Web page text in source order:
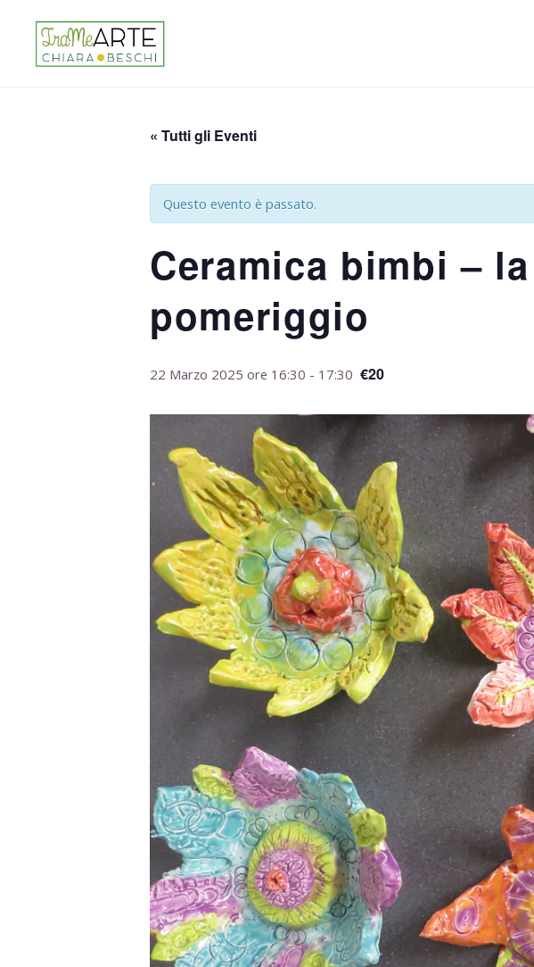
« Tutti gli Eventi
Questo evento è passato.
Ceramica bimbi –
pomeriggio
22 Marzo 2025 ore 16:30 - 17:30 €20